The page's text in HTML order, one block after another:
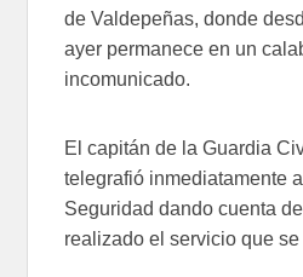
de Valdepeñas, donde
ayer permanece en un
incomunicado.
El capitán de la Guardia
telegrafió inmediatamente
Seguridad dando cuenta
realizado el servicio que